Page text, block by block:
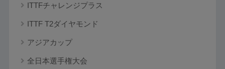
ITTFチャレンジプラス
ITTF T2ダイヤモンド
アジアカップ
全日本選手権大会